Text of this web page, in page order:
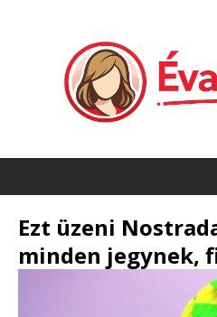
Ezt üzeni
minden jegynek,